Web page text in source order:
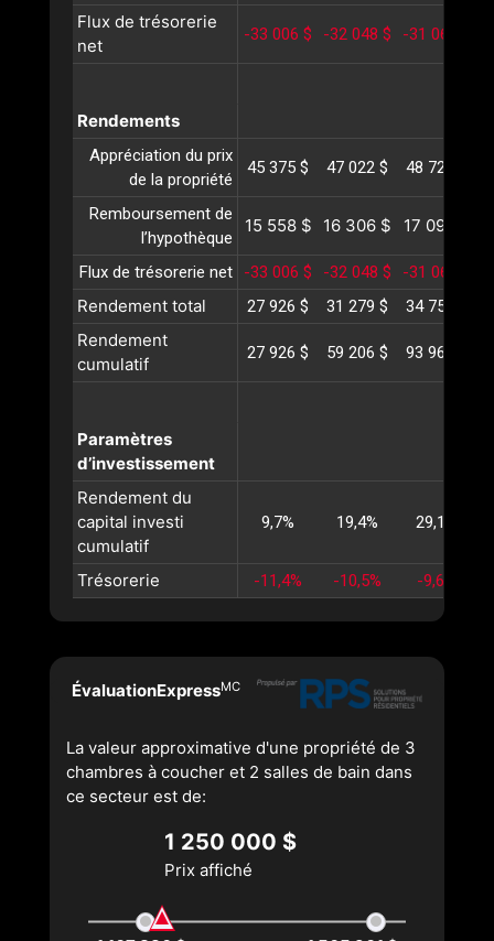
Flux de trésorerie
net
-33 006 $ -32 048 $ -31 060 $
Rendements
Appréciation du prix
de la propriété
45 375 $ 47 022 $ 48 729 $
Remboursement de
l’hypothèque
15 558 $ 16 306 $ 17 090 $
Flux de trésorerie net -33 006 $ -32 048 $ -31 060 $
Rendement total 27 926 $ 31 279 $ 34 759 $
Rendement
cumulatif
27 926 $ 59 206 $ 93 965 $
Paramètres
d’investissement
Rendement du
capital investi
cumulatif
9,7% 19,4% 29,1%
Trésorerie -11,4% -10,5% -9,6%
ÉvaluationExpressMC
La valeur approximative d'une propriété de 3
chambres à coucher et 2 salles de bain dans
ce secteur est de:
1 250 000 $
Prix affiché